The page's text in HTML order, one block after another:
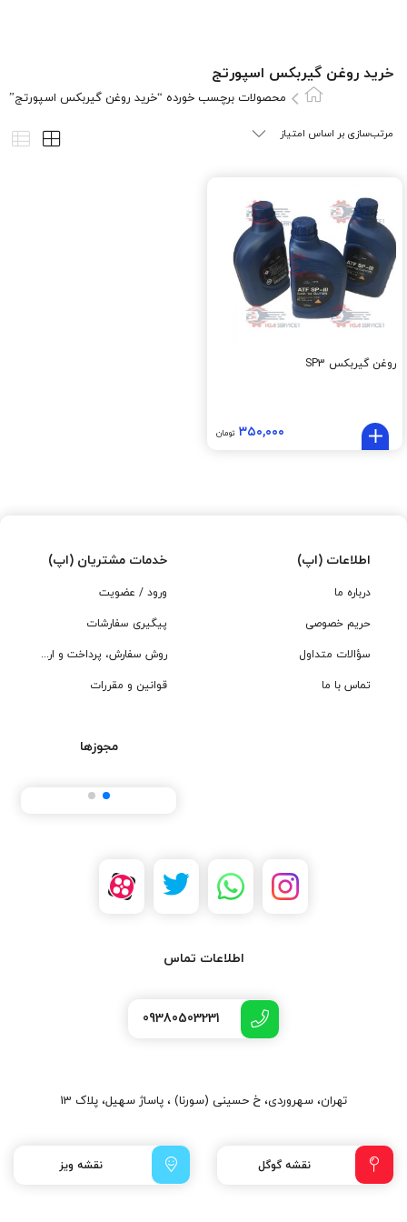
خرید روغن گیربکس اسپورتج
محصولات برچسب خورده “خرید روغن گیربکس اسپورتج”
روغن گيربکس SP3
۳۵۰,۰۰۰ تومان
اطلاعات (اپ)
درباره ما
حریم خصوصی
سؤالات متداول
تماس با ما
خدمات مشتریان (اپ)
ورود / عضویت
پیگیری سفارشات
روش سفارش، پرداخت و ارسال
قوانین و مقررات
مجوزها
اطلاعات تماس
09380503231
تهران، سهروردی، خ حسینی (سورنا) ، پاساژ سهیل، پلاک 13
نقشه گوگل نقشه ویز